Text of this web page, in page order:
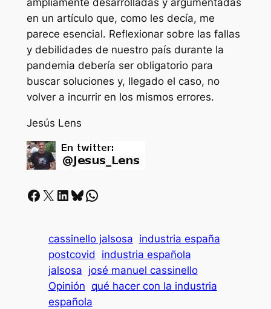
ampliamente desarrolladas y argumentadas
en un artículo que, como les decía, me
parece esencial. Reflexionar sobre las fallas
y debilidades de nuestro país durante la
pandemia debería ser obligatorio para
buscar soluciones y, llegado el caso, no
volver a incurrir en los mismos errores.
Jesús Lens
Facebook X LinkedIn Bluesky Whatsapp
cassinello jalsosa industria españa
postcovid
industria española
jalsosa josé manuel cassinello
Opinión qué hacer con la industria
española